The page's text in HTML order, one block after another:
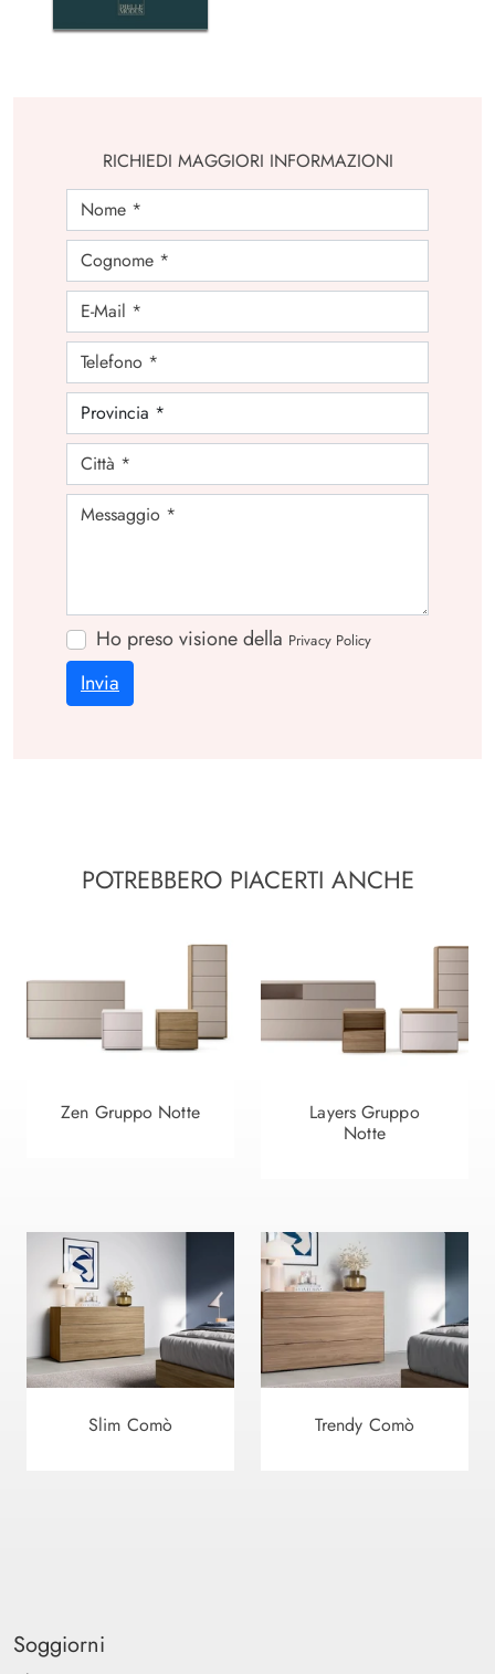
RICHIEDI MAGGIORI INFORMAZIONI
Ho preso visione della Privacy Policy
Invia
POTREBBERO PIACERTI ANCHE
Zen Gruppo Notte
Layers Gruppo
Notte
Slim Comò Trendy Comò
Soggiorni